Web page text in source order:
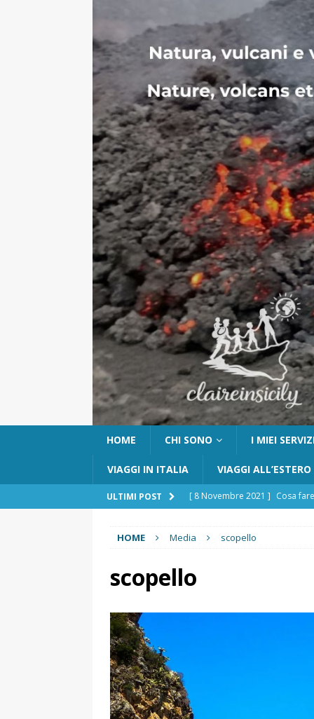
HOME CHI SONO I MIEI
VIAGGI IN ITALIA VIAGGI ALL’ESTERO
ULTIMI POST [ 8 Novembre 2021 ] Cosa
[ 6 Maggio 2026 ]
DOVE DORMIRE
Rifugi
PARCHI NATURALI E AREE PICNIC
HOME Media scopello
scopello